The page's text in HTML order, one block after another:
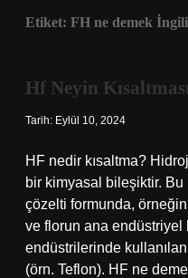
Etiket: FH ne demek
Hf Neyin
Tarih: Eylül 10, 2024
HF nedir kısaltma?
bir kimyasal bileşiktir.
çözelti formunda,
ve florun ana endüstriyel
endüstrilerinde
(örn. Teflon). HF ne